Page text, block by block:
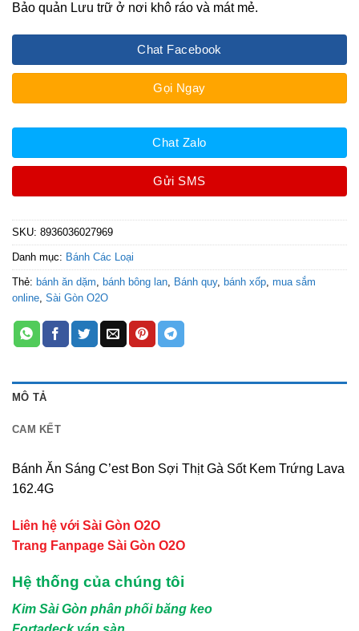
Bảo quản Lưu trữ ở nơi khô ráo và mát mẻ.
Chat Facebook
Gọi Ngay
Chat Zalo
Gửi SMS
SKU: 8936036027969
Danh mục: Bánh Các Loại
Thẻ: bánh ăn dặm, bánh bông lan, Bánh quy, bánh xốp, mua sắm
online, Sài Gòn O2O
MÔ TẢ
CAM KẾT
Bánh Ăn Sáng C’est Bon Sợi Thịt Gà Sốt Kem Trứng Lava
162.4G
Liên hệ với Sài Gòn O2O
Trang Fanpage Sài Gòn O2O
Hệ thống của chúng tôi
Kim Sài Gòn phân phối băng keo